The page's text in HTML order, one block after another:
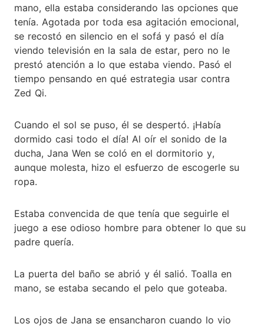
mano, ella estaba considerando las opciones que
tenía. Agotada por toda esa agitación emocional,
se recostó en silencio en el sofá y pasó el día
viendo televisión en la sala de estar, pero no le
prestó atención a lo que estaba viendo. Pasó el
tiempo pensando en qué estrategia usar contra
Zed Qi.
Cuando el sol se puso, él se despertó. ¡Había
dormido casi todo el día! Al oír el sonido de la
ducha, Jana Wen se coló en el dormitorio y,
aunque molesta, hizo el esfuerzo de escogerle su
ropa.
Estaba convencida de que tenía que seguirle el
juego a ese odioso hombre para obtener lo que su
padre quería.
La puerta del baño se abrió y él salió. Toalla en
mano, se estaba secando el pelo que goteaba.
Los ojos de Jana se ensancharon cuando lo vio